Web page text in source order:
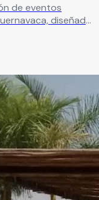
de eventos
diseñado
comodidad,
natural
y espacios
graduaciones,
corporativos.